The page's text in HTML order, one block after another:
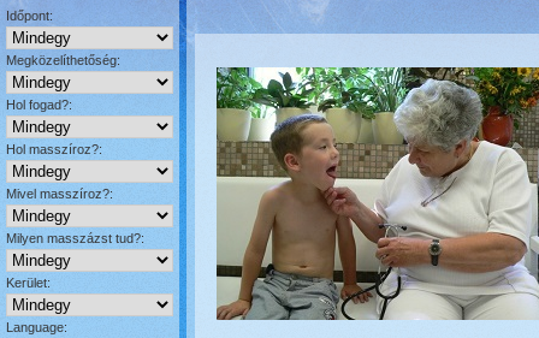
Időpont:
Megközelíthetőség:
Hol fogad?:
Hol masszíroz?:
Mivel masszíroz?:
Milyen masszázst tud?:
Kerület:
Language: